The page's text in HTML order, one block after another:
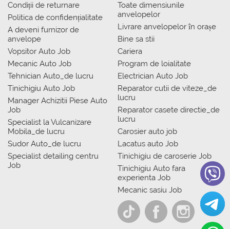
Condiții de returnare
Politica de confidențialitate
A deveni furnizor de
anvelope
Vopsitor Auto Job
Mecanic Auto Job
Tehnician Auto_de lucru
Tinichigiu Auto Job
Manager Achizitii Piese Auto
Job
Specialist la Vulcanizare
Mobila_de lucru
Sudor Auto_de lucru
Specialist detailing centru
Job
Toate dimensiunile
anvelopelor
Livrare anvelopelor în orașe
Bine sa stii
Cariera
Program de loialitate
Electrician Auto Job
Reparator cutii de viteze_de
lucru
Reparator casete directie_de
lucru
Carosier auto job
Lacatus auto Job
Tinichigiu de caroserie Job
Tinichigiu Auto fara
experienta Job
Mecanic sasiu Job